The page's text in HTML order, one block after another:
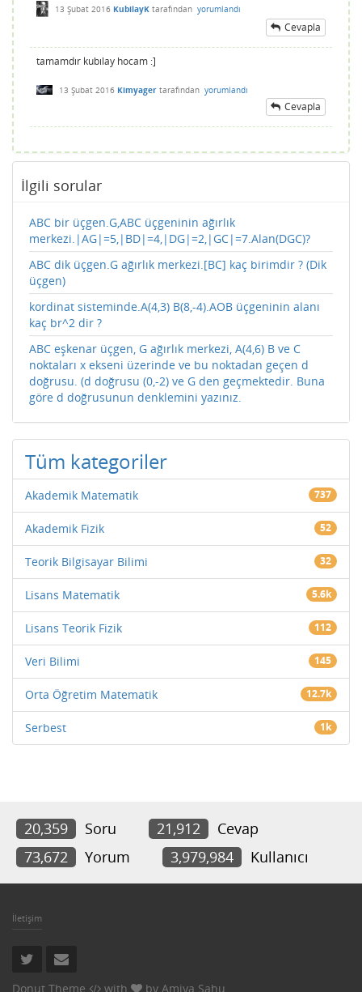
13 Şubat 2016 KubilayK tarafından yorumlandı
Cevapla
tamamdır kubılay hocam :]
13 Şubat 2016 Kimyager tarafından yorumlandı
Cevapla
İlgili sorular
ABC bir üçgen.G,ABC üçgeninin ağırlık
merkezi.|AG|=5,|BD|=4,|DG|=2,|GC|=7.Alan(DGC)?
ABC dik üçgen.G ağırlık merkezi.[BC] kaç birimdir ? (Dik
üçgen)
kordinat sisteminde.A(4,3) B(8,-4).AOB üçgeninin alanı
kaç br^2 dir ?
ABC eşkenar üçgen, G ağırlık merkezi, A(4,6) B ve C
noktaları x ekseni üzerinde ve bu noktadan geçen d
doğrusu. (d doğrusu (0,-2) ve G den geçmektedir. Buna
göre d doğrusunun denklemini yazınız.
Tüm kategoriler
Akademik Matematik 737
Akademik Fizik 52
Teorik Bilgisayar Bilimi 32
Lisans Matematik 5.6k
Lisans Teorik Fizik 112
Veri Bilimi 145
Orta Öğretim Matematik 12.7k
Serbest 1k
20,359 Soru 21,912
Cevap
73,672
Yorum 3,979,984 Kullanıcı
İletişim
Donut Theme with by Amiya Sahu